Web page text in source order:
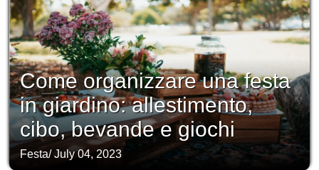
Come organizzare una festa
in giardino: allestimento,
cibo, bevande e giochi
Festa/July 04, 2023